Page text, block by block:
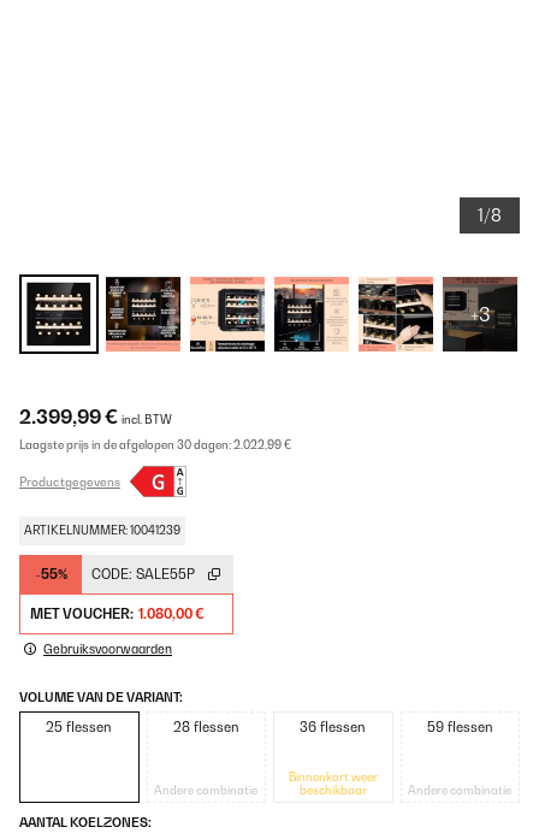
1/8
+3
2.399,99 € incl. BTW
Laagste prijs in de afgelopen 30 dagen:2.022,99 €
Productgegevens
ARTIKELNUMMER: 10041239
-55% CODE: SALE55P
MET VOUCHER: 1.080,00 €
Gebruiksvoorwaarden
VOLUME VAN DE VARIANT:
25 flessen 28 flessen
Andere combinatie
36 flessen
Binnenkort weer
beschikbaar
59 flessen
Andere combinatie
AANTAL KOELZONES: